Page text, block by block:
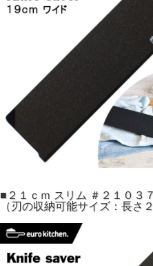
■２１ｃｍ スリム ＃２１０３７
（刃の収納可能サイズ：長さ